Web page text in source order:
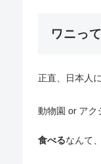
ワニっ
正直、日本人
動物園 or アク
食べるなんて